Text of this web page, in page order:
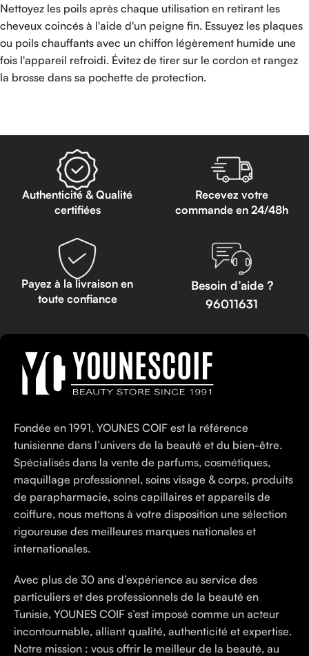
Nettoyez les poils après chaque utilisation en retirant les
cheveux coincés à l'aide d'un peigne fin. Essuyez les plaques
ou poils chauffants avec un chiffon légèrement humide une
fois l'appareil refroidi. Évitez de tirer sur le cordon et rangez
la brosse dans sa pochette de protection.
Authenticité & Qualité
certifiées
Recevez votre
commande en 24/48h
Payez à la livraison en
toute confiance
Besoin d’aide ?
96011631
Fondée en 1991, YOUNES COIF est la référence
tunisienne dans l’univers de la beauté et du bien-être.
Spécialisés dans la vente de parfums, cosmétiques,
maquillage professionnel, soins visage & corps, produits
de parapharmacie, soins capillaires et appareils de
coiffure, nous mettons à votre disposition une sélection
rigoureuse des meilleures marques nationales et
internationales.
Avec plus de 30 ans d’expérience au service des
particuliers et des professionnels de la beauté en
Tunisie, YOUNES COIF s’est imposé comme un acteur
incontournable, alliant qualité, authenticité et expertise.
Notre mission : vous offrir le meilleur de la beauté, au